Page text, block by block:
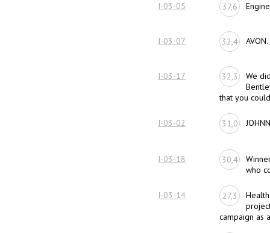
I-03-05 37,6
I-03-07 32,4
I-03-17 32,3
We
that you
I-03-02 31,0
I-03-18 30,4
who
I-03-14 27,3
campaign as